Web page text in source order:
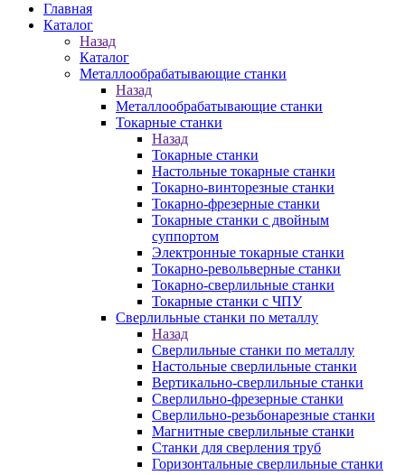
Главная
Каталог
Назад
Каталог
Металлообрабатывающие станки
Назад
Металлообрабатывающие станки
Токарные станки
Назад
Токарные станки
Настольные токарные станки
Токарно-винторезные станки
Токарно-фрезерные станки
Токарные станки с двойным
суппортом
Электронные токарные станки
Токарно-револьверные станки
Токарно-сверлильные станки
Токарные станки с ЧПУ
Сверлильные станки по металлу
Назад
Сверлильные станки по металлу
Настольные сверлильные станки
Вертикально-сверлильные станки
Сверлильно-фрезерные станки
Сверлильно-резьбонарезные станки
Магнитные сверлильные станки
Станки для сверления труб
Горизонтальные сверлильные станки